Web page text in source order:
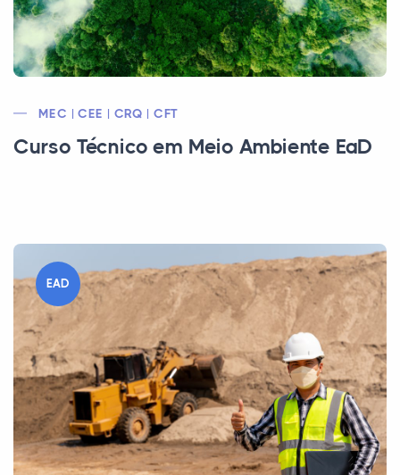
MEC | CEE | CRQ | CFT
Curso Técnico em Meio Ambiente EaD
EAD